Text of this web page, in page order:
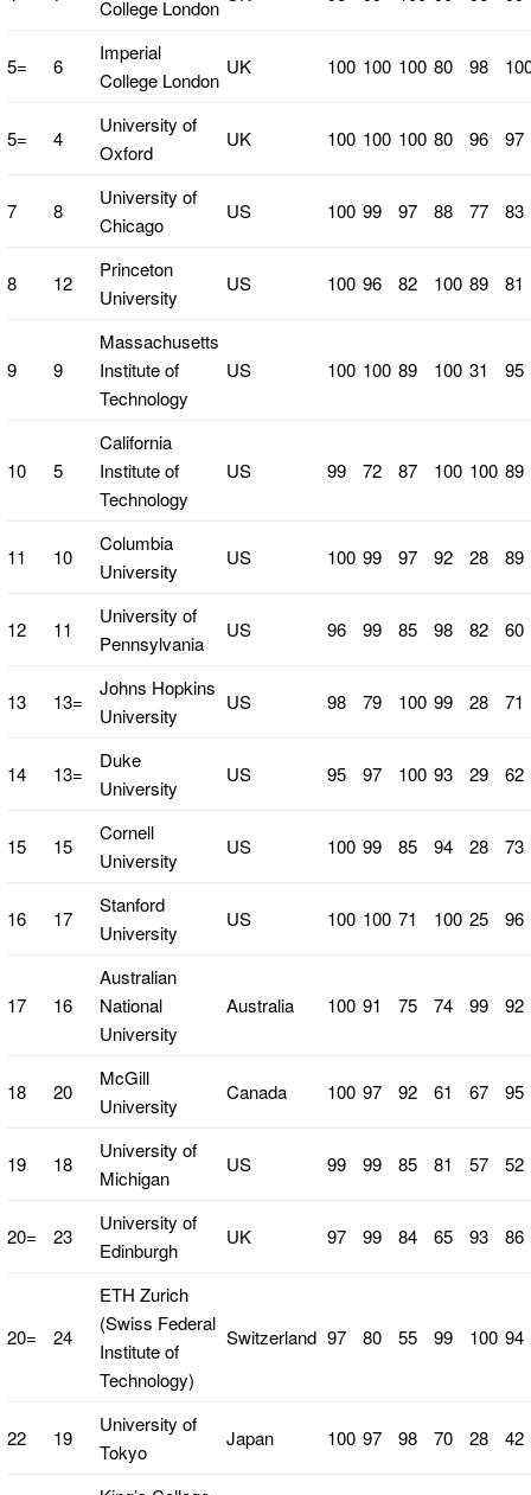
College London
5= 6
Imperial
College London
UK 100 100 100 80 98
5= 4
University of
Oxford
UK 100 100 100 80 96 97
7 8
University of
Chicago
US 100 99 97 88 77 83
8 12
Princeton
University
US 100 96 82 100 89 81
9 9
Massachusetts
Institute of
Technology
US 100 100 89 100 31 95
10 5
California
Institute of
Technology
US 99 72 87 100 100 89
11 10
Columbia
University
US 100 99 97 92 28 89
12 11
University of
Pennsylvania
US 96 99 85 98 82 60
13 13=
Johns Hopkins
University
US 98 79 100 99 28 71
14 13=
Duke
University
US 95 97 100 93 29 62
15 15
Cornell
University
US 100 99 85 94 28 73
16 17
Stanford
University
US 100 100 71 100 25 96
17 16
Australian
National
University
Australia 100 91 75 74 99 92
18 20
McGill
University
Canada 100 97 92 61 67 95
19 18
University of
Michigan
US 99 99 85 81 57 52
20= 23
University of
Edinburgh
UK 97 99 84 65 93 86
20= 24
ETH Zurich
(Swiss Federal
Institute of
Technology)
Switzerland 97 80 55 99 100 94
22 19
University of
Tokyo
Japan 100 97 98 70 28 42